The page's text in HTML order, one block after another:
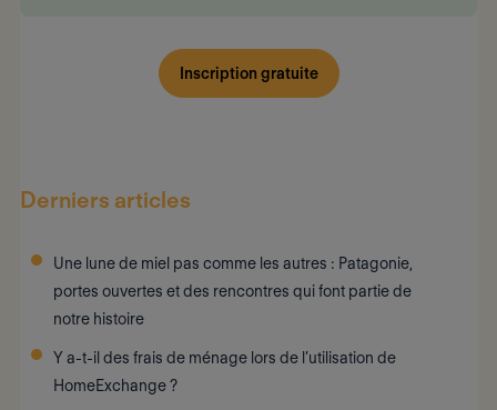
Inscription gratuite
Derniers articles
Une lune de miel pas comme les autres : Patagonie,
portes ouvertes et des rencontres qui font partie de
notre histoire
Y a-t-il des frais de ménage lors de l’utilisation de
HomeExchange ?